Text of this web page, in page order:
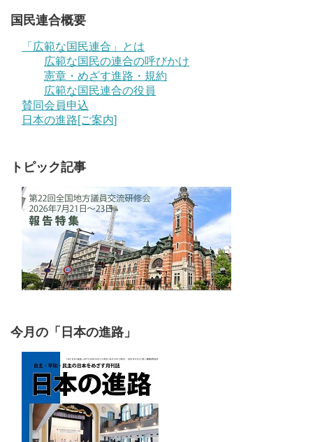
国民連合概要
「広範な国民連合」とは
広範な国民の連合の呼びかけ
憲章・めざす進路・規約
広範な国民連合の役員
賛同会員申込
日本の進路[ご案内]
トピック記事
今月の「日本の進路」